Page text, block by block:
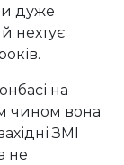
дуже
нехтує
на
чином вона
ЗМІ
не